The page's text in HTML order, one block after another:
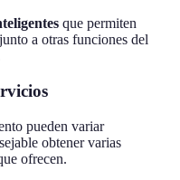
que permiten
a otras funciones del
pueden variar
obtener varias
ofrecen.